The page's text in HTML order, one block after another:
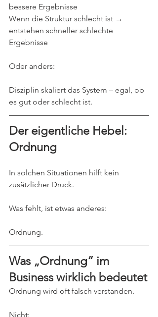
bessere Ergebnisse
Wenn die Struktur schlecht ist →
entstehen schneller schlechte
Ergebnisse
Oder anders:
Disziplin skaliert das System – egal, ob
es gut oder schlecht ist.
Der eigentliche Hebel:
Ordnung
In solchen Situationen hilft kein
zusätzlicher Druck.
Was fehlt, ist etwas anderes:
Ordnung.
Was „Ordnung“ im
Business wirklich bedeutet
Ordnung wird oft falsch verstanden.
Nicht: